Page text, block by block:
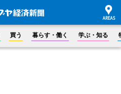
買う 暮らす・働く 学ぶ・知る